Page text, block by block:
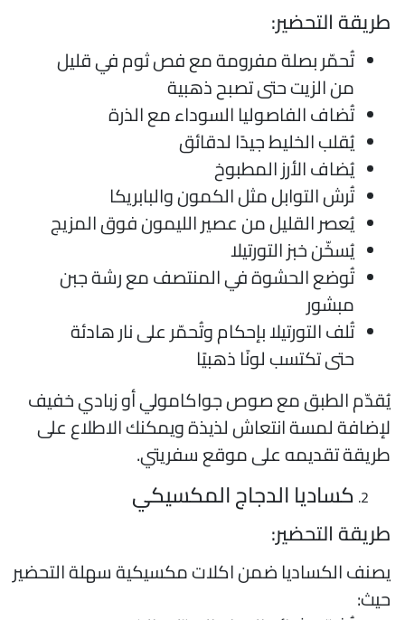
التحضير:
تُحمّر بصلة مفرومة مع فص ثوم في قليل
من الزيت حتى تصبح ذهبية
تُضاف الفاصوليا السوداء مع الذرة
يُقلب الخليط جيدًا لدقائق
يُضاف الأرز المطبوخ
تُرش التوابل مثل الكمون والبابريكا
يُعصر القليل من عصير الليمون فوق المزيج
يُسخّن خبز التورتيلا
تُوضع الحشوة في المنتصف مع رشة جبن
مبشور
تُلف التورتيلا بإحكام وتُحمّر على نار هادئة
حتى تكتسب لونًا ذهبيًا
الطبق مع صوص جواكامولي أو زبادي خفيف
لمسة انتعاش لذيذة ويمكنك الاطلاع على
تقديمه على موقع سفريتي.
كساديا الدجاج المكسيكي
التحضير:
الكساديا ضمن اكلات مكسيكية سهلة التحضير